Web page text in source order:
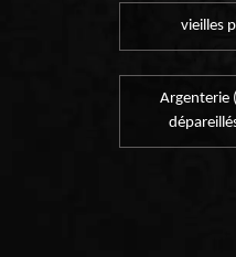
vieilles
Argenterie